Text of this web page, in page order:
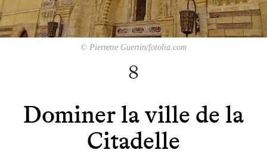
© Pierrette Guertin/fotolia.com
8
Dominer la ville de la
Citadelle